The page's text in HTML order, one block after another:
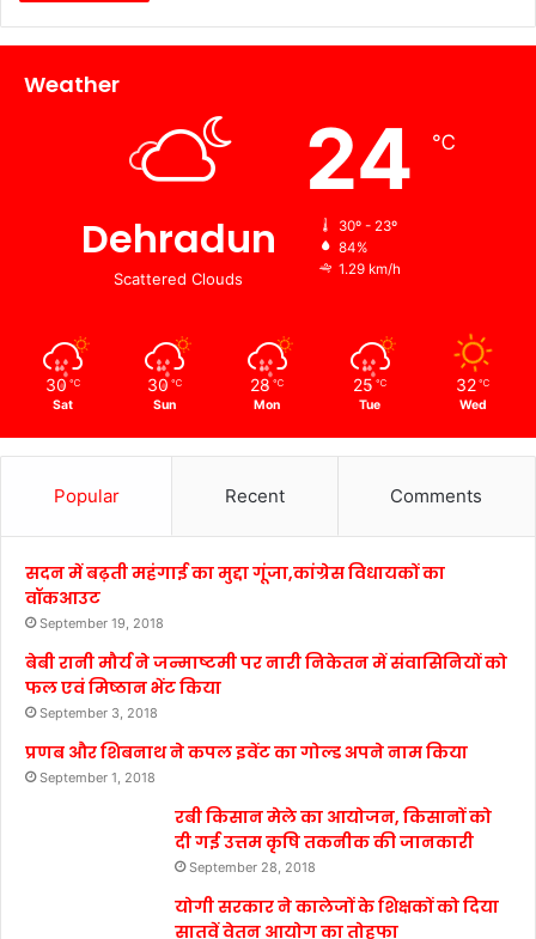
Weather
Dehradun
Scattered Clouds
24 ℃
30º - 23º
84%
1.29 km/h
30 ℃
Sat
30 ℃
Sun
28 ℃
Mon
25 ℃
Tue
32 ℃
Wed
Popular Recent Comments
सदन में बढ़ती महंगाई का मुद्दा गूंजा,कांग्रेस विधायकों का
वॉकआउट
September 19, 2018
बेबी रानी मौर्य ने जन्माष्टमी पर नारी निकेतन में संवासिनियों को
फल एवं मिष्ठान भेंट किया
September 3, 2018
प्रणब और शिबनाथ ने कपल इवेंट का गोल्ड अपने नाम किया
September 1, 2018
रबी किसान मेले का आयोजन, किसानों को
दी गई उत्तम कृषि तकनीक की जानकारी
September 28, 2018
योगी सरकार ने कालेजों के शिक्षकों को दिया
सातवें वेतन आयोग का तोहफा